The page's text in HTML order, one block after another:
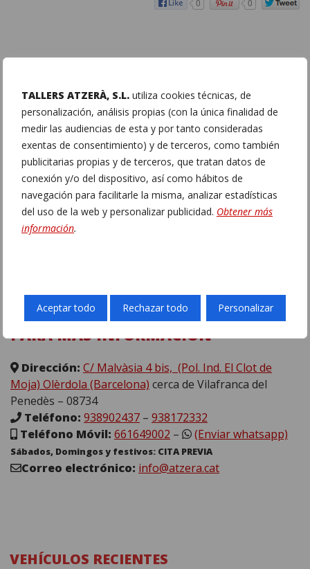
TALLERS ATZERÀ, S.L. utiliza cookies técnicas, de
personalización, análisis propias (con la única finalidad de
medir las audiencias de esta y por tanto consideradas
exentas de consentimiento) y de terceros, como también
publicitarias propias y de terceros, que tratan datos de
conexión y/o del dispositivo, así como hábitos de
navegación para facilitarle la misma, analizar estadísticas
del uso de la web y personalizar publicidad. Obtener más
información.
Personalizar
Rechazar todo
Aceptar todo
PARA MÁS INFORMACIÓN
Dirección: C/ Malvàsia 4 bis, (Pol. Ind. El Clot de
Moja) Olèrdola (Barcelona) cerca de Vilafranca del
Penedès – 08734
Teléfono: 938902437 – 938172332
Teléfono Móvil: 661649002 – (Enviar whatsapp)
Sábados, Domingos y festivos: CITA PREVIA
Correo electrónico: info@atzera.cat
VEHÍCULOS RECIENTES